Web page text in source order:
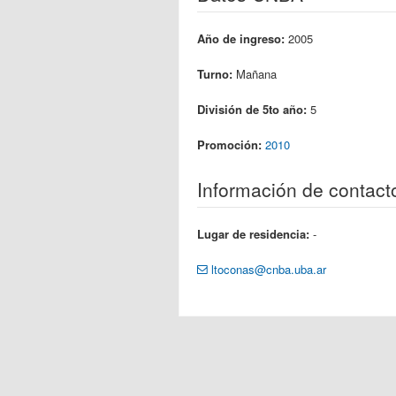
Año de ingreso: 2005
Turno: Mañana
División de 5to año: 5
Promoción: 2010
Información de
Lugar de residencia: -
ltoconas@cnba.uba.ar